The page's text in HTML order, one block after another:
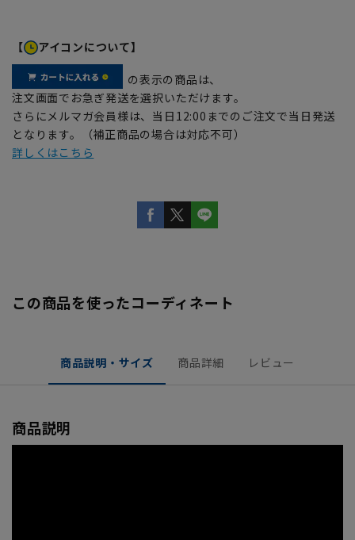
【 アイコンについて】
の表示の商品は、
注文画面でお急ぎ発送を選択いただけます。
さらにメルマガ会員様は、当日12:00までのご注文で当日発送
となります。（補正商品の場合は対応不可）
詳しくはこちら
この商品を使ったコーディネート
商品説明・サイズ 商品詳細 レビュー
商品説明